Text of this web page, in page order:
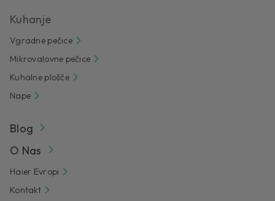
Kuhanje
Vgradne pečice
Mikrovalovne pečice
Kuhalne plošče
Nape
Blog
O Nas
Haier Evropi
Kontakt